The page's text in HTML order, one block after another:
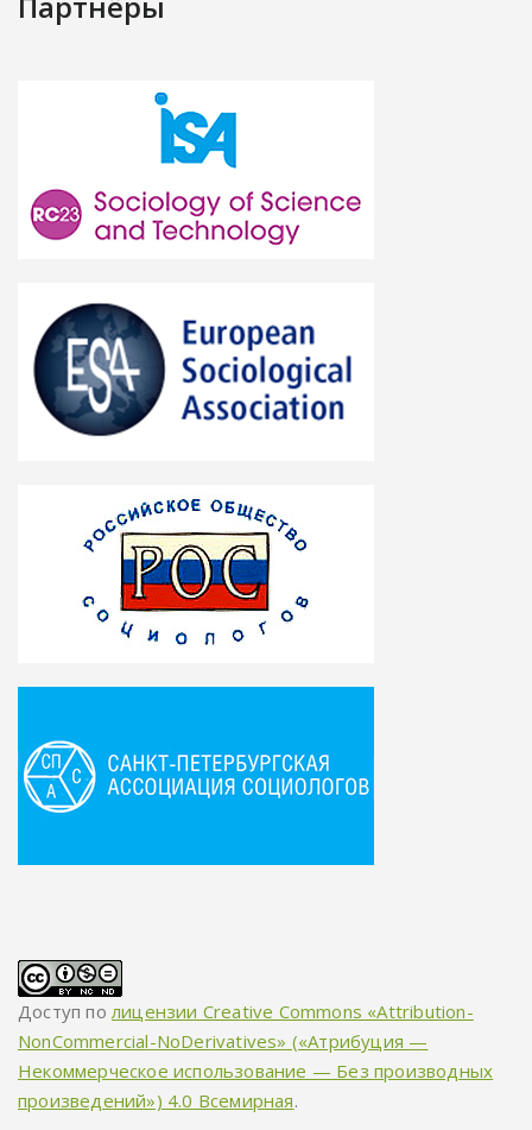
Доступ полицензии Creative Commons «Attribution-
NonCommercial-NoDerivatives» («Атрибуция —
Некоммерческое использование — Без производных
произведений») 4.0 Всемирная.